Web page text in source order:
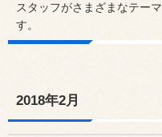
スタッフがさまざまなテー
す。
2018年2月